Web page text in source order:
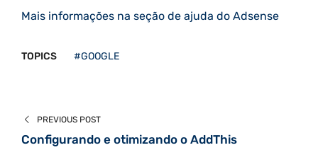
Mais informações na seção de ajuda do Adsense
TOPICS #GOOGLE
PREVIOUS POST
Configurando e otimizando o AddThis